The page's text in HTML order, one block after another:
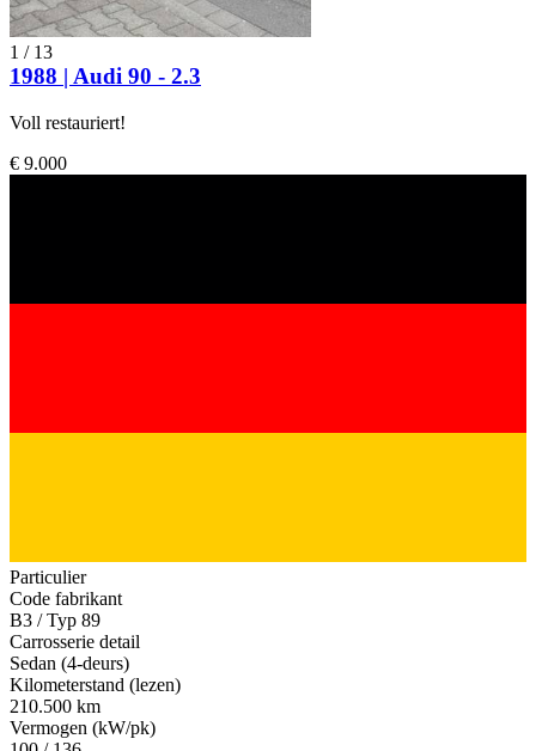
1 / 13
1988 | Audi 90 - 2.3
Voll restauriert!
€ 9.000
Particulier
Code fabrikant
B3 / Typ 89
Carrosserie detail
Sedan (4-deurs)
Kilometerstand (lezen)
210.500 km
Vermogen (kW/pk)